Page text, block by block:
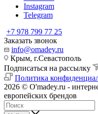
Instagram
Telegram
+7 978 799 77 25
Заказать звонок
info@omadey.ru
Крым, г.Севастополь
Подписаться на рассылку
Политика
2026 © O'madey.ru -
европейских брендов